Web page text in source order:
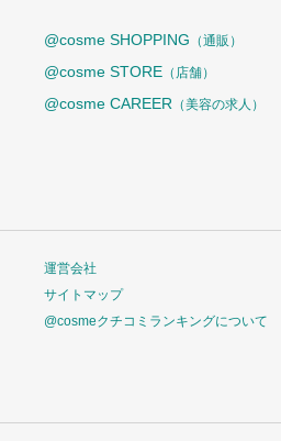
@cosme SHOPPING （通販）
@cosme STORE （店舗）
@cosme CAREER （美容の求人）
運営会社
サイトマップ
@cosmeクチコミランキングについて